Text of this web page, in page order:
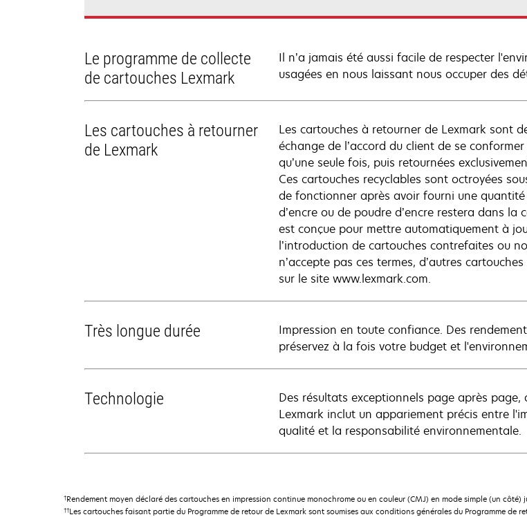
Le programme de collecte
de cartouches Lexmark
Il n’a jamais été aussi facile de respecter
usagées en nous laissant nous occuper des
Les cartouches à retourner
de Lexmark
Les cartouches à retourner de Lexmark sont
échange de l’accord du client de se
qu’une seule fois, puis retournées
Ces cartouches recyclables sont octroyées
de fonctionner après avoir fourni une
d’encre ou de poudre d’encre restera dans
est conçue pour mettre automatiquement à
l’introduction de cartouches contrefaites ou
n’accepte pas ces termes, d’autres
sur le site www.lexmark.com.
Très longue durée
Impression en toute confiance. Des
préservez à la fois votre budget et
Technologie
Des résultats exceptionnels page après
Lexmark inclut un appariement précis entre
qualité et la responsabilité environnementale.
†Rendement moyen déclaré des cartouches en impression continue monochrome ou en couleur (CMJ) en mode simple (un
††Les cartouches faisant partie du Programme de retour de Lexmark sont soumises aux conditions générales du Programme de